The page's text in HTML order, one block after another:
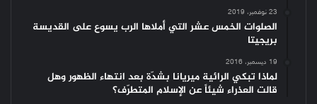
23 نوفمبر، 2019
الصلوات الخمس عشر التي أملاها الرب يسوع على القديسة
بريجيتا
19 ديسمبر، 2016
لماذا تبكي الرائية ميريانا بشدّة بعد انتهاء الظهور وهل
قالت العذراء شيئاً عن الإسلام المتطرّف؟